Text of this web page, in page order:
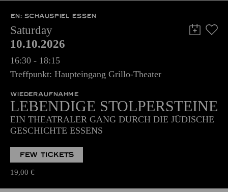
EN: SCHAUSPIEL ESSEN
Saturday
10.10.2026
16:30 - 18:15
Treffpunkt: Haupteingang Grillo-Theater
WIEDERAUFNAHME
LEBENDIGE STOLPERSTEINE
EIN THEATRALER GANG DURCH DIE JÜDISCHE
GESCHICHTE ESSENS
FEW TICKETS
19,00 €